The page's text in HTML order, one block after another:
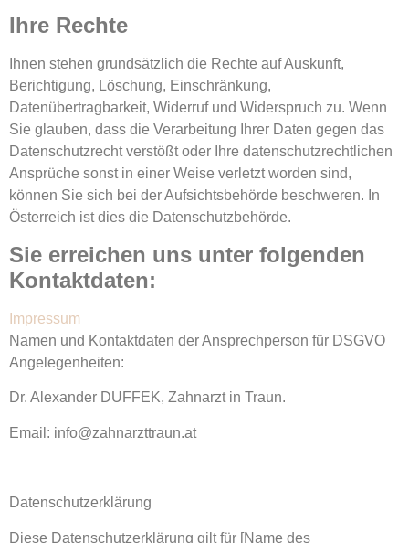
Ihre Rechte
Ihnen stehen grundsätzlich die Rechte auf Auskunft,
Berichtigung, Löschung, Einschränkung,
Datenübertragbarkeit, Widerruf und Widerspruch zu. Wenn
Sie glauben, dass die Verarbeitung Ihrer Daten gegen das
Datenschutzrecht verstößt oder Ihre datenschutzrechtlichen
Ansprüche sonst in einer Weise verletzt worden sind,
können Sie sich bei der Aufsichtsbehörde beschweren. In
Österreich ist dies die Datenschutzbehörde.
Sie erreichen uns unter folgenden
Kontaktdaten:
Impressum
Namen und Kontaktdaten der Ansprechperson für DSGVO
Angelegenheiten:
Dr. Alexander DUFFEK, Zahnarzt in Traun.
Email: info@zahnarzttraun.at
Datenschutzerklärung
Diese Datenschutzerklärung gilt für [Name des